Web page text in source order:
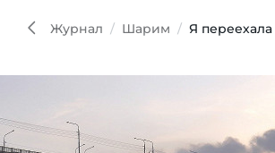
Журнал Шарим Я